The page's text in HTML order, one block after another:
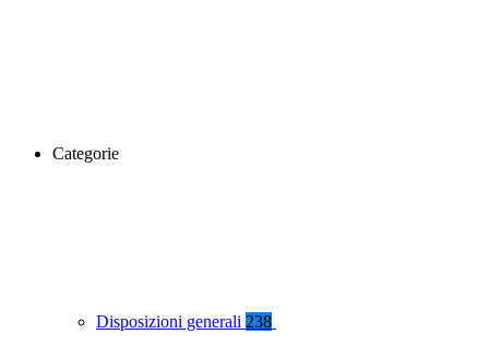
Categorie
Disposizioni generali 238